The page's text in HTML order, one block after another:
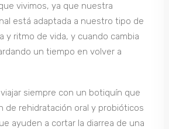
vivimos, ya que nuestra
está adaptada a nuestro tipo de
y ritmo de vida, y cuando cambia
un tiempo en volver a
siempre con un botiquín que
de rehidratación oral y probióticos
ayuden a cortar la diarrea de una